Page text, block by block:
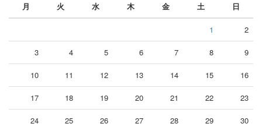
月
火 水 木 金 土 日
1 2
3 4 5 6 7 8 9
10 11 12 13 14 15 16
17 18 19 20 21 22 23
24 25 26 27 28 29 30